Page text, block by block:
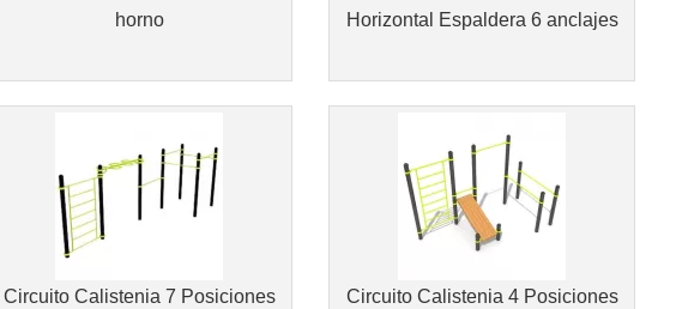
horno
Horizontal Espaldera 6 anclajes
Circuito Calistenia 7 Posiciones
Circuito Calistenia 4 Posiciones